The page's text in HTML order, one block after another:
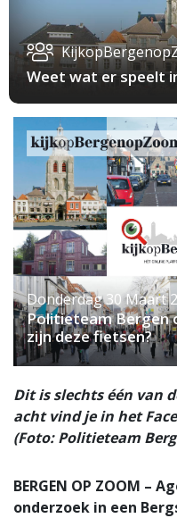
Weet wat er speelt
Donderdag 30 Maart
Politieteam Bergen
zijn deze fietsen?
Dit is slechts één van
acht vind je in het
(Foto: Politieteam
BERGEN OP ZOOM –
onderzoek in een